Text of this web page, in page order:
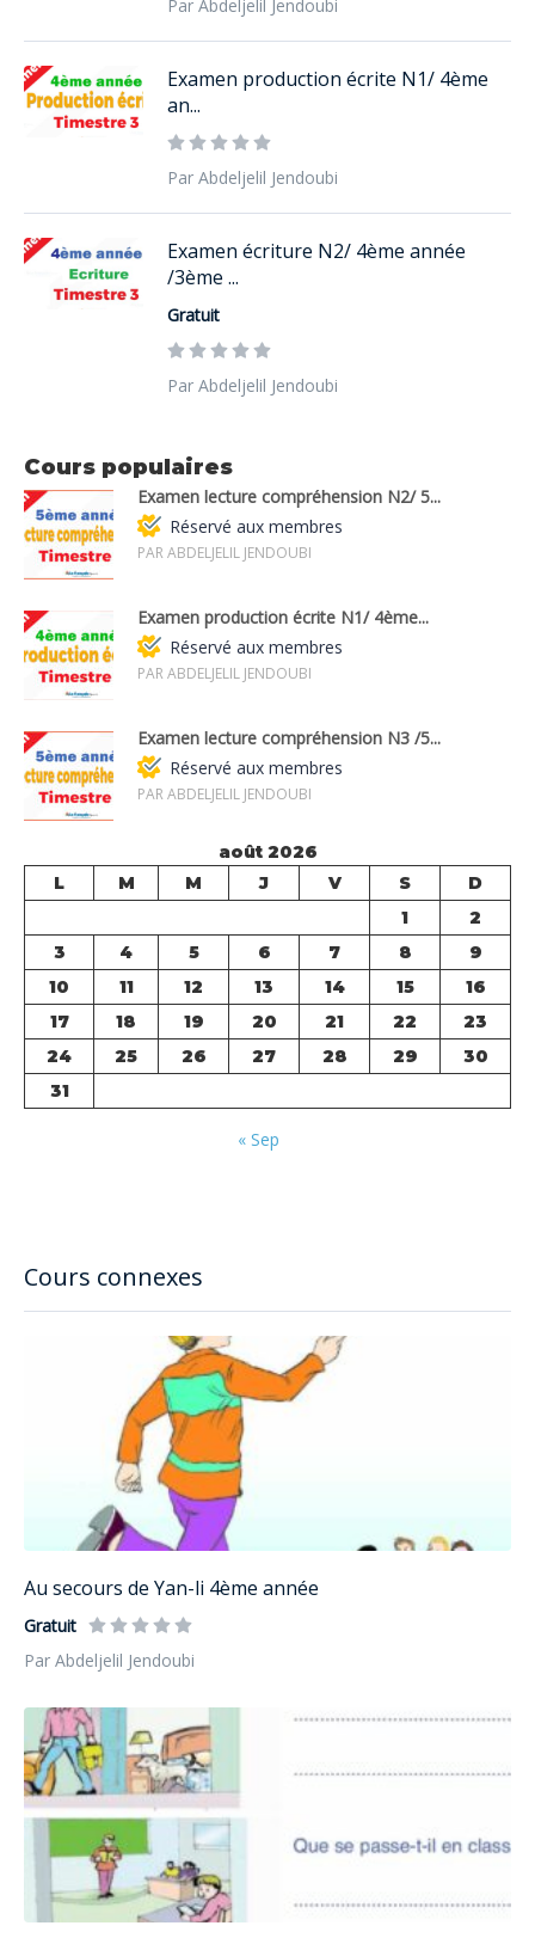
Cours connexes
Au secours de Yan-li 4ème année
Gratuit
Par Abdeljelil Jendoubi
Par Abdeljelil Jendoubi
Examen production écrite N1/ 4ème
an...
Par Abdeljelil Jendoubi
Examen écriture N2/ 4ème année
/3ème ...
Gratuit
Par Abdeljelil Jendoubi
Cours populaires
Examen lecture compréhension N2/ 5...
Réservé aux membres
PAR ABDELJELIL JENDOUBI
Examen production écrite N1/ 4ème...
Réservé aux membres
PAR ABDELJELIL JENDOUBI
Examen lecture compréhension N3 /5...
Réservé aux membres
PAR ABDELJELIL JENDOUBI
août 2026
L
M M J V S
D
1
2
3
4 5 6 7 8
9
10
11 12 13 14 15
16
17
18 19 20 21 22
23
24
25 26 27 28 29
30
31
« Sep